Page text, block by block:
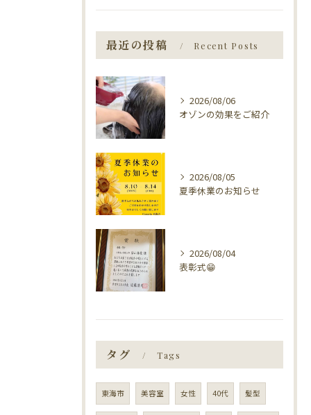
最近の投稿 Recent Posts
2026/08/06
オゾンの効果をご紹介
2026/08/05
夏季休業のお知らせ
2026/08/04
表彰式😁
タグ Tags
東海市 美容室 女性 40代 髪型